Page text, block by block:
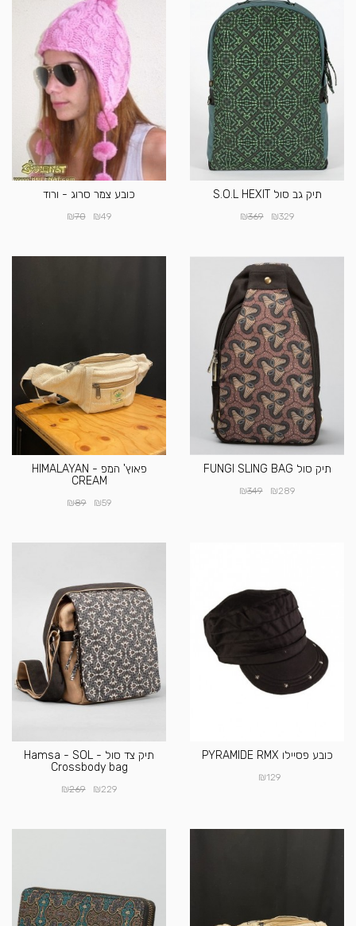
תיק גב סול S.O.L HEXIT
₪329
₪369
כובע צמר סרוג - ורוד
₪49
₪70
תיק סול FUNGI SLING BAG
₪289
₪349
פאוץ' המפ - HIMALAYAN
CREAM
₪59
₪89
כובע פסיילו PYRAMIDE RMX
₪129
תיק צד סול - Hamsa - SOL
Crossbody bag
₪229
₪269